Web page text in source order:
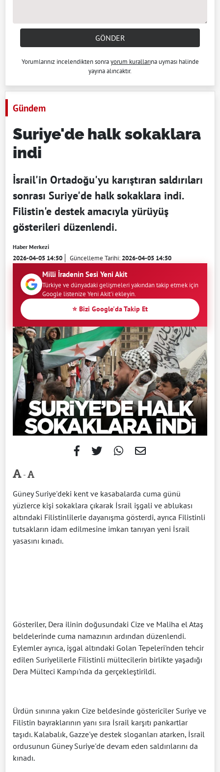
GÖNDER
Yorumlarınız incelendikten sonrayorum kurallarına uyması halinde
yayına alıncaktır.
Gündem
Suriye'de halk sokaklara
indi
İsrail'in Ortadoğu'yu karıştıran saldırıları
sonrası Suriye'de halk sokaklara indi.
Filistin'e destek amacıyla yürüyüş
gösterileri düzenlendi.
Haber Merkezi
2026-04-05 14:50 Güncelleme Tarihi:2026-04-05 14:50
Milli İradenin Sesi Yeni Akit
Türkiye ve dünyadaki gelişmeleri yakından takip etmek için
Google listenize Yeni Akit'i ekleyin.
⭐ Bizi Google'da Takip Et
-
Güney Suriye'deki kent ve kasabalarda cuma günü
yüzlerce kişi sokaklara çıkarak İsrail işgali ve ablukası
altındaki Filistinlilerle dayanışma gösterdi, ayrıca Filistinli
tutsakların idam edilmesine imkan tanıyan yeni İsrail
yasasını kınadı.
Gösteriler, Dera ilinin doğusundaki Cize ve Maliha el Ataş
beldelerinde cuma namazının ardından düzenlendi.
Eylemler ayrıca, işgal altındaki Golan Tepeleri'nden tehcir
edilen Suriyelilerle Filistinli mültecilerin birlikte yaşadığı
Dera Mülteci Kampı'nda da gerçekleştirildi.
Ürdün sınırına yakın Cize beldesinde göstericiler Suriye ve
Filistin bayraklarının yanı sıra İsrail karşıtı pankartlar
taşıdı. Kalabalık, Gazze'ye destek sloganları atarken, İsrail
ordusunun Güney Suriye'de devam eden saldırılarını da
kınadı.